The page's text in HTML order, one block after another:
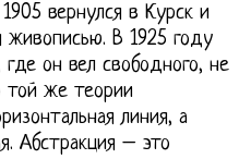
вернулся в Курск и
живописью. В 1925 году
он вел свободного, не
той же теории
линия, а
Абстракция – это